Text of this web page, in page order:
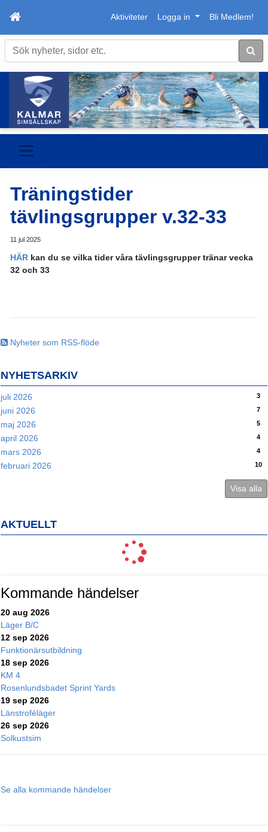
Aktiviteter Logga in Bli Medlem!
Sök
Nyheter som RSS-flöde
NYHETSARKIV
juli 2026 3
juni 2026 7
maj 2026 5
april 2026 4
mars 2026 4
februari 2026 10
Visa alla
AKTUELLT
Kommande händelser
20 aug 2026
Läger B/C
12 sep 2026
Funktionärsutbildning
18 sep 2026
KM 4
Rosenlundsbadet Sprint Yards
19 sep 2026
Länstroféläger
26 sep 2026
Solkustsim
Se alla kommande händelser
Träningstider
tävlingsgrupper v.32-33
11 jul 2025
HÄR kan du se vilka tider våra tävlingsgrupper tränar vecka
32 och 33